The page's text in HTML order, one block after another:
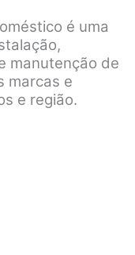
é uma
manutenção de
marcas e
e região.